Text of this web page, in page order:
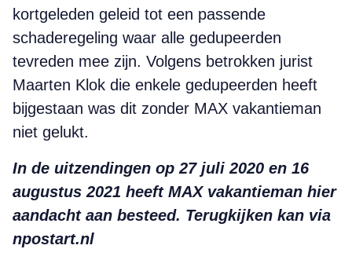
kortgeleden geleid tot een passende
schaderegeling waar alle gedupeerden
tevreden mee zijn. Volgens betrokken jurist
Maarten Klok die enkele gedupeerden heeft
bijgestaan was dit zonder MAX vakantieman
niet gelukt.
In de uitzendingen op 27 juli 2020 en 16
augustus 2021 heeft MAX vakantieman hier
aandacht aan besteed. Terugkijken kan via
npostart.nl